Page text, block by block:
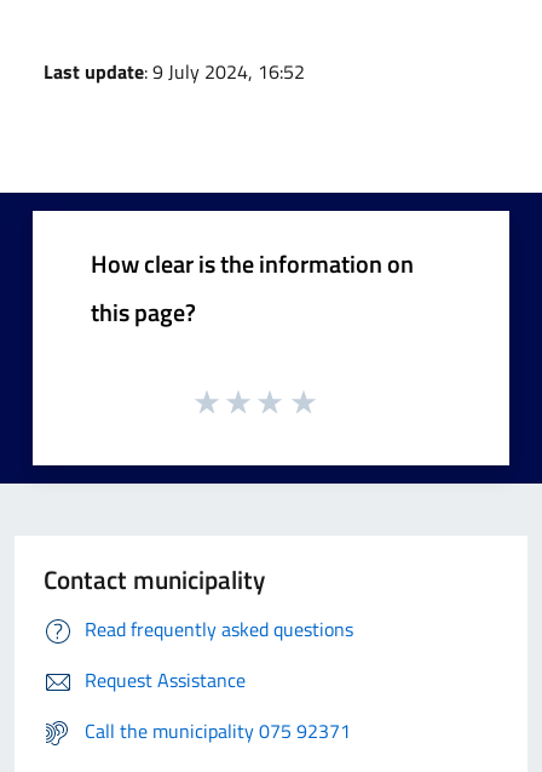
Last update: 9 July 2024, 16:52
How clear is the information on
this page?
Contact municipality
Read frequently asked questions
Request Assistance
Call the municipality 075 92371